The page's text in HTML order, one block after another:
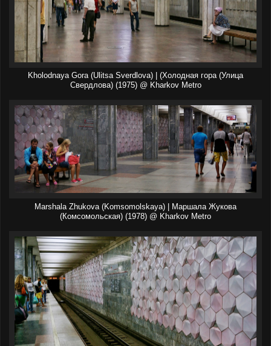
Kholodnaya Gora (Ulitsa Sverdlova) | (Холодная гора (Улица
Свердлова) (1975) @ Kharkov Metro
Marshala Zhukova (Komsomolskaya) | Маршала Жукова
(Комсомольская) (1978) @ Kharkov Metro